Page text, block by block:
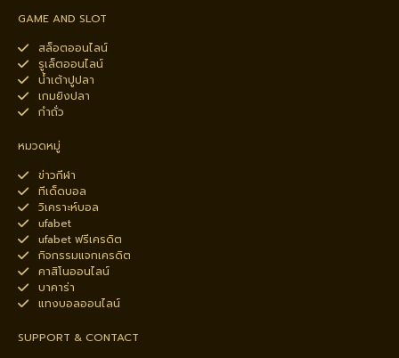
GAME AND SLOT
สล็อตออนไลน์
รูเล็ตออนไลน์
น้ำเต้าปูปลา
เกมยิงปลา
กำถั่ว
หมวดหมู่
ข่าวกีฬา
ทีเด็ดบอล
วิเคราะห์บอล
ufabet
ufabet ฟรีเครดิต
กิจกรรมแจกเครดิต
คาสิโนออนไลน์
บาคาร่า
แทงบอลออนไลน์
SUPPORT & CONTACT